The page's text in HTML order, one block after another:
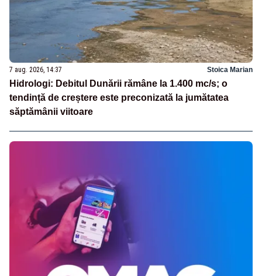
7 aug. 2026, 14:37 Stoica Marian
Hidrologi: Debitul Dunării rămâne la 1.400 mc/s; o
tendință de creștere este preconizată la jumătatea
săptămânii viitoare